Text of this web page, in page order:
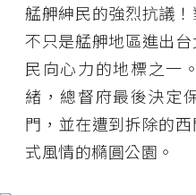
艋舺紳民的強烈抗議
不只是艋舺地區進出
民向心力的地標之一
緒，總督府最後決定
門，並在遭到拆除的
式風情的橢圓公園。